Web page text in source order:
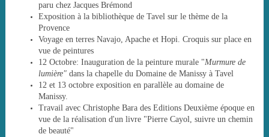
paru chez Jacques Brémond
Exposition à la bibliothèque de Tavel sur le thème de la
Provence
Voyage en terres Navajo, Apache et Hopi. Croquis sur place en
vue de peintures
12 Octobre: Inauguration de la peinture murale "Murmure de
lumière"dans la chapelle du Domaine de Manissy à Tavel
12 et 13 octobre exposition en parallèle au domaine de
Manissy.
Travail avec Christophe Bara des Editions Deuxième époque en
vue de la réalisation d'un livre "Pierre Cayol, suivre un chemin
de beauté"